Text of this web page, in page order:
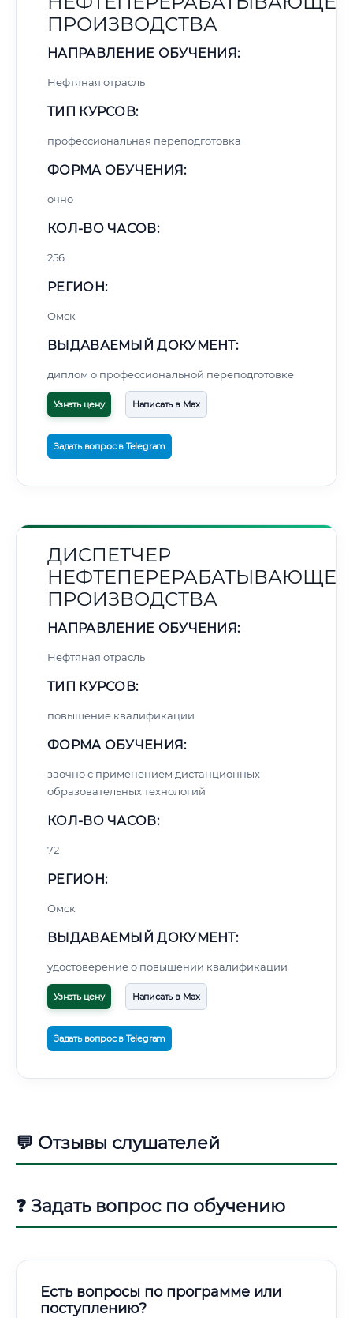
ПРОИЗВОДСТВА
НАПРАВЛЕНИЕ ОБУЧЕНИЯ:
Нефтяная отрасль
ТИП КУРСОВ:
профессиональная переподготовка
ФОРМА ОБУЧЕНИЯ:
очно
КОЛ-ВО ЧАСОВ:
256
РЕГИОН:
Омск
ВЫДАВАЕМЫЙ ДОКУМЕНТ:
диплом о профессиональной переподготовке
Узнать цену Написать в Max
Задать вопрос в Telegram
ДИСПЕТЧЕР
ПРОИЗВОДСТВА
НАПРАВЛЕНИЕ ОБУЧЕНИЯ:
Нефтяная отрасль
ТИП КУРСОВ:
повышение квалификации
ФОРМА ОБУЧЕНИЯ:
заочно с применением дистанционных
образовательных технологий
КОЛ-ВО ЧАСОВ:
72
РЕГИОН:
Омск
ВЫДАВАЕМЫЙ ДОКУМЕНТ:
удостоверение о повышении квалификации
Узнать цену Написать в Max
Задать вопрос в Telegram
💬 Отзывы слушателей
❓ Задать вопрос по обучению
Есть вопросы по программе или
поступлению?